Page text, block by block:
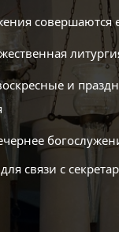
совершаются
и
связи с